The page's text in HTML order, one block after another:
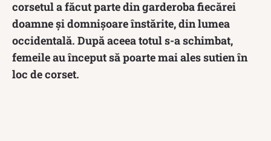
corsetul a făcut parte din garderoba fiecărei
doamne și domnișoare înstărite, din lumea
occidentală. După aceea totul s-a schimbat,
femeile au început să poarte mai ales sutien în
loc de corset.